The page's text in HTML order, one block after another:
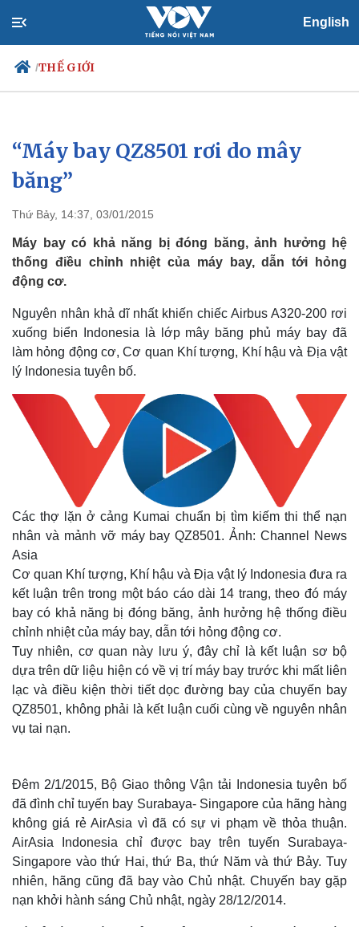
English
/THẾ GIỚI
Chính trị
Đảng
Tổ chức nhân sự
Nhận diện sự thật
Xã hội
Việc làm
Biển đảo
“Máy bay QZ8501 rơi do mây
băng”
Thứ Bảy, 14:37, 03/01/2015
Máy bay có khả năng bị đóng băng, ảnh hưởng hệ
thống điều chỉnh nhiệt của máy bay, dẫn tới hỏng
động cơ.
Nguyên nhân khả dĩ nhất khiến chiếc Airbus A320-200 rơi
xuống biển Indonesia là lớp mây băng phủ máy bay đã
làm hỏng động cơ, Cơ quan Khí tượng, Khí hậu và Địa vật
lý Indonesia tuyên bố.
Các thợ lặn ở cảng Kumai chuẩn bị tìm kiếm thi thể nạn
nhân và mảnh vỡ máy bay QZ8501. Ảnh: Channel News
Asia
Cơ quan Khí tượng, Khí hậu và Địa vật lý Indonesia đưa ra
kết luận trên trong một báo cáo dài 14 trang, theo đó máy
bay có khả năng bị đóng băng, ảnh hưởng hệ thống điều
chỉnh nhiệt của máy bay, dẫn tới hỏng động cơ.
Tuy nhiên, cơ quan này lưu ý, đây chỉ là kết luận sơ bộ
dựa trên dữ liệu hiện có về vị trí máy bay trước khi mất liên
lạc và điều kiện thời tiết dọc đường bay của chuyến bay
QZ8501, không phải là kết luận cuối cùng về nguyên nhân
vụ tai nạn.
Đêm 2/1/2015, Bộ Giao thông Vận tải Indonesia tuyên bố
đã đình chỉ tuyến bay Surabaya- Singapore của hãng hàng
không giá rẻ AirAsia vì đã có sự vi phạm về thỏa thuận.
AirAsia Indonesia chỉ được bay trên tuyến Surabaya-
Singapore vào thứ Hai, thứ Ba, thứ Năm và thứ Bảy. Tuy
nhiên, hãng cũng đã bay vào Chủ nhật. Chuyến bay gặp
nạn khởi hành sáng Chủ nhật, ngày 28/12/2014.